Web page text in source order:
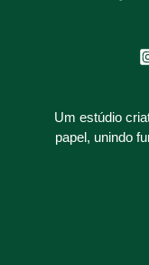
Um estúdio
papel, unindo